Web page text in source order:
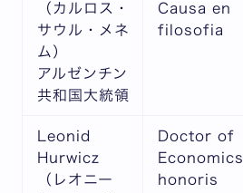
（カルロス・
サウル・メネ
ム）
アルゼンチン
共和国大統領
Causa en
filosofia
Leonid
Hurwicz
（レオニー
Doctor of
Economics
honoris